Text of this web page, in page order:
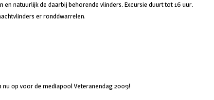
en natuurlijk de daarbij behorende vlinders. Excursie duurt tot 16 uur.
er ronddwarrelen.
nu op voor de mediapool Veteranendag 2009!